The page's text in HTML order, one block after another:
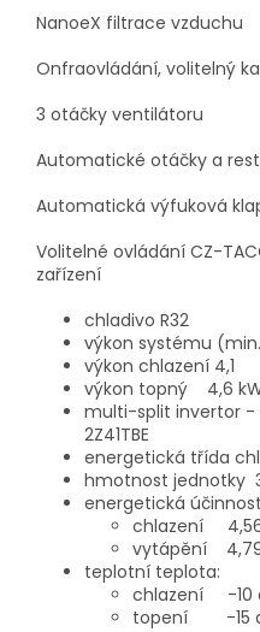
NanoeX filtrace vzduchu
Onfraovládání, volitelný
3 otáčky ventilátoru
Automatické otáčky a
Automatická výfuková
Volitelné ovládání CZ-
zařízení
chladivo R32
výkon systému
výkon chlazení 4,1
výkon topný 4,6
multi-split invertor -
2Z41TBE
energetická třída
hmotnost jednotky
energetická
chlazení
vytápění
teplotní teplota:
chlazení -10
topení -15